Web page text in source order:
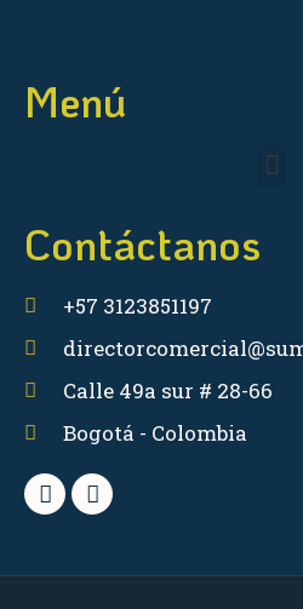
Menú
Contáctanos
+57 3123851197
Calle 49a sur # 28-66
Bogotá - Colombia